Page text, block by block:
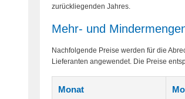
zurückliegenden Jahres.
Mehr- und
Nachfolgende Preise werden für die
Lieferanten angewendet. Die Preise
Monat